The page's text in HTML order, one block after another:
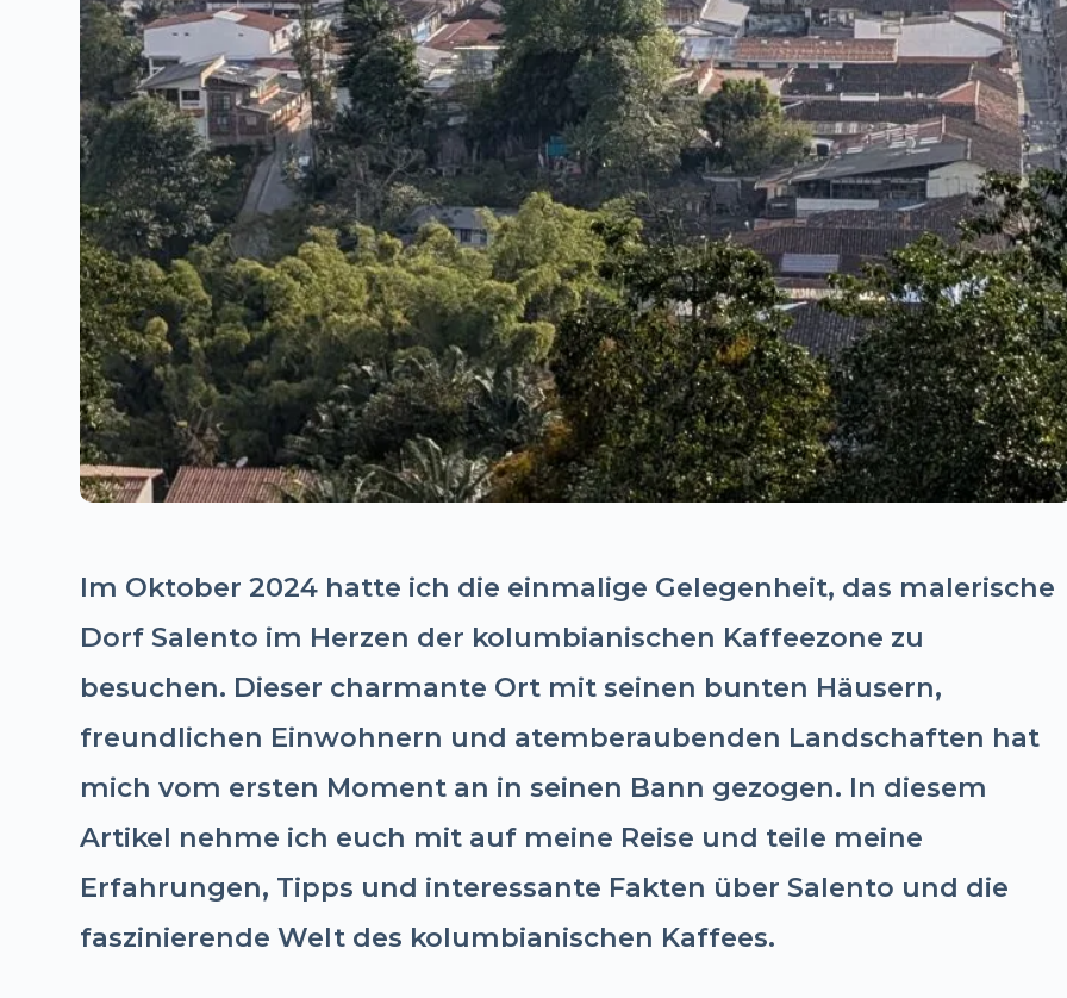
Im Oktober 2024 hatte ich die einmalige Gelegenheit, das malerische
Dorf Salento im Herzen der kolumbianischen Kaffeezone zu
besuchen. Dieser charmante Ort mit seinen bunten Häusern,
freundlichen Einwohnern und atemberaubenden Landschaften hat
mich vom ersten Moment an in seinen Bann gezogen. In diesem
Artikel nehme ich euch mit auf meine Reise und teile meine
Erfahrungen, Tipps und interessante Fakten über Salento und die
faszinierende Welt des kolumbianischen Kaffees.